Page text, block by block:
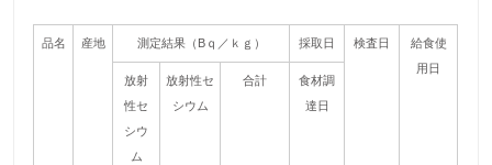
品名 産地 測定結果（Bｑ／ｋｇ） 採取日 検査日
給食使
用日
放射
性セ
シウ
ム
放射性セ
シウム
合計
食材調
達日